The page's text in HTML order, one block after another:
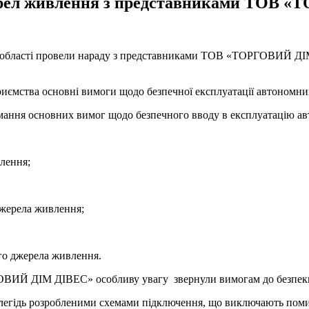
області провели нараду з представниками ТОВ «ТОРГОВИЙ
основні вимоги щодо безпечної експлуатації
основних вимог щодо безпечного вводу в експлуатацію
живлення;
джерела живлення.
ДІМ ДІВЕС» особливу увагу звернули вимогам до
розробленими схемами підключення, що виключають